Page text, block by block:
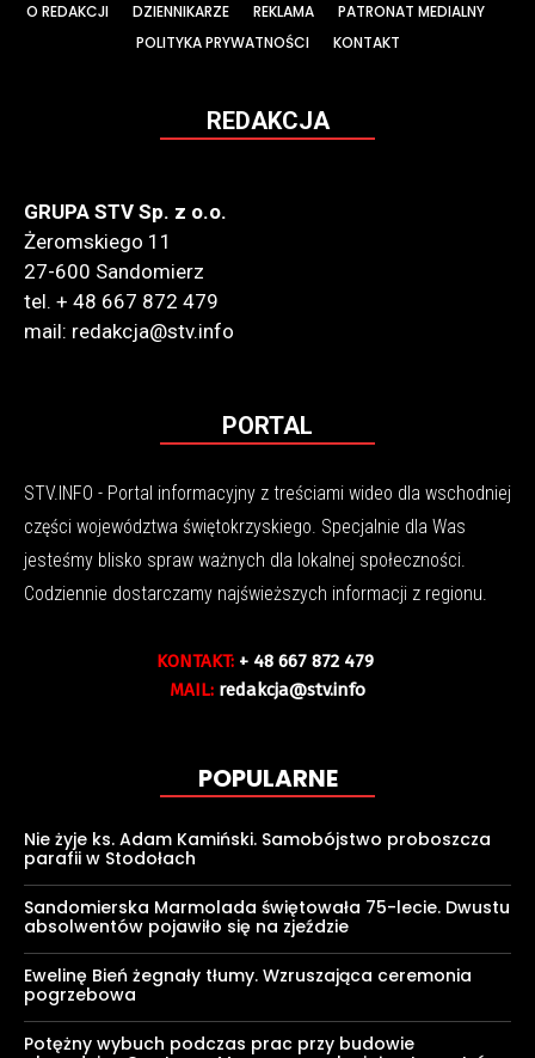
O REDAKCJI DZIENNIKARZE REKLAMA
PATRONAT MEDIALNY
POLITYKA PRYWATNOŚCI
KONTAKT
REDAKCJA
GRUPA STV Sp. z o.o.
Żeromskiego 11
27-600 Sandomierz
tel. + 48 667 872 479
mail: redakcja@stv.info
PORTAL
STV.INFO - Portal informacyjny z treściami wideo dla wschodniej
części województwa świętokrzyskiego. Specjalnie dla Was
jesteśmy blisko spraw ważnych dla lokalnej społeczności.
Codziennie dostarczamy najświeższych informacji z regionu.
KONTAKT: + 48 667 872 479
MAIL: redakcja@stv.info
POPULARNE
Nie żyje ks. Adam Kamiński. Samobójstwo proboszcza
parafii w Stodołach
Sandomierska Marmolada świętowała 75-lecie. Dwustu
absolwentów pojawiło się na zjeździe
Ewelinę Bień żegnały tłumy. Wzruszająca ceremonia
pogrzebowa
Potężny wybuch podczas prac przy budowie